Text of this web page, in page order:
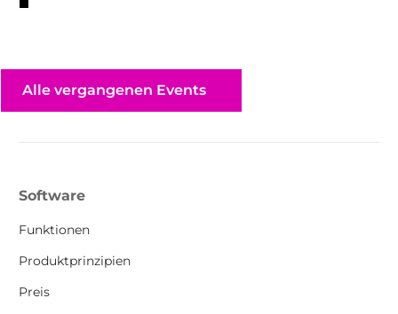
Alle vergangenen Events
Software
Funktionen
Produktprinzipien
Preis